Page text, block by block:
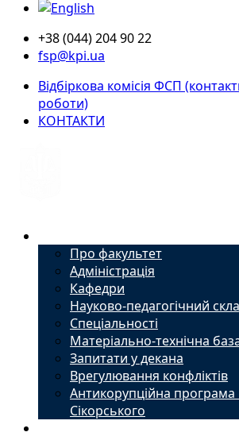
+38 (044) 204 90 22
fsp@kpi.ua
Відбіркова комісія ФСП
роботи)
КОНТАКТИ
Про факультет
Адміністрація
Кафедри
Науково-педагогічний
Спеціальності
Матеріально-технічна
Запитати у декана
Врегулювання конфліктів
Антикорупційна програма
Сікорського